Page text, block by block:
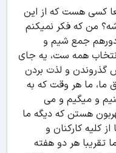
کسی هست که از این
من که فکر نمیکنم
دورهم جمع شیم و
همه ست، یه جای
و لذت بردن
ما، ما هر وقت که به
و میگیم و می
هستن که دیگه ما
کلیه کارکنان و
تقریبا هر دو هفته